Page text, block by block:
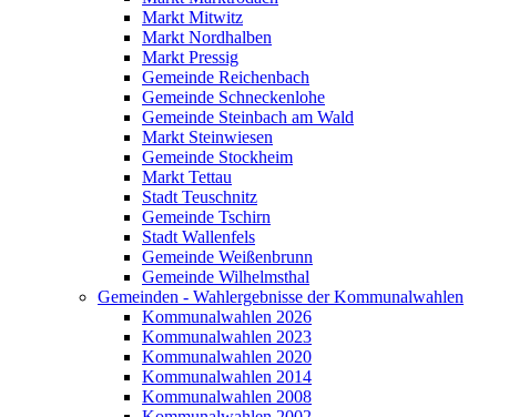
Markt Mitwitz
Markt Nordhalben
Markt Pressig
Gemeinde Reichenbach
Gemeinde Schneckenlohe
Gemeinde Steinbach am Wald
Markt Steinwiesen
Gemeinde Stockheim
Markt Tettau
Stadt Teuschnitz
Gemeinde Tschirn
Stadt Wallenfels
Gemeinde Weißenbrunn
Gemeinde Wilhelmsthal
Gemeinden - Wahlergebnisse der Kommunalwahlen
Kommunalwahlen 2026
Kommunalwahlen 2023
Kommunalwahlen 2020
Kommunalwahlen 2014
Kommunalwahlen 2008